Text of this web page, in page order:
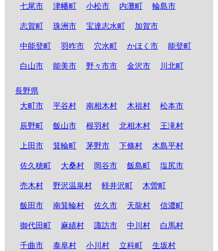
七尾市
津幡町 小松市 内灘町 輪島市
志賀町 珠洲市 宝達志水町 加賀市
中能登町 羽咋市 穴水町 かほく市 能登町
白山市 能美市 野々市市 金沢市 川北町
長野県
大町市
平谷村 南相木村 木祖村 松本市
辰野町 飯山市 根羽村 北相木村 王滝村
上田市 箕輪町 茅野市 下條村 木島平村
佐久穂町 大桑村 岡谷市 飯島町 塩尻市
売木村 野沢温泉村 軽井沢町 木曽町
飯田市 南箕輪村 佐久市 天龍村 信濃町
御代田町 麻績村 諏訪市 中川村 白馬村
千曲市 泰阜村 小川村 立科町 生坂村